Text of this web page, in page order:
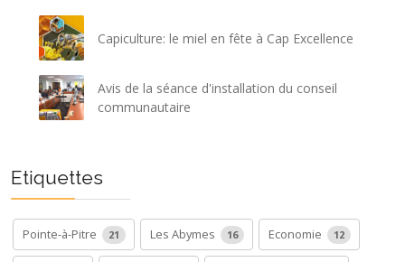
Capiculture: le miel en fête à Cap Excellence
Avis de la séance d'installation du conseil
communautaire
Etiquettes
Pointe-à-Pitre 21 Les Abymes 16 Economie 12